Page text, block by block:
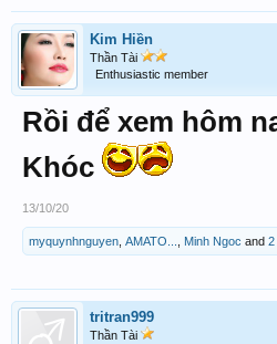
Kim Hiền
Thần Tài
Enthusiastic member
Rồi để xem hôm
Khóc
13/10/20
myquynhnguyen AMATO... Minh Ngoc and 2
tritran999
Thần Tài